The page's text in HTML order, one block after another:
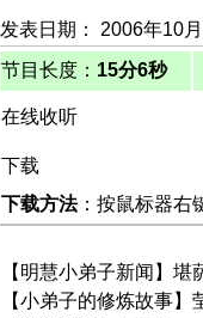
发表日期： 2006年10
节目长度： 15分6秒
在线收听
下载
下载方法：按鼠标器右
【明慧小弟子新闻】
【小弟子的修炼故事